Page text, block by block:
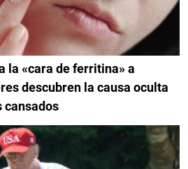
la «cara de ferritina» a
descubren la causa oculta
cansados